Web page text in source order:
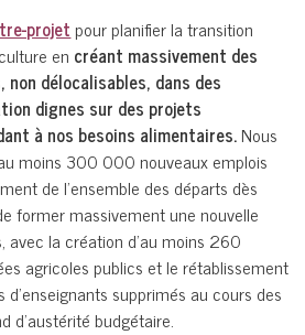
projet pour planifier la transition
en créant massivement des
délocalisables, dans des
dignes sur des projets
à nos besoins alimentaires.Nous
moins 300 000 nouveaux emplois
de l’ensemble des départs dès
former massivement une nouvelle
avec la création d’au moins 260
agricoles publics et le rétablissement
d’enseignants supprimés au cours des
d’austérité budgétaire.